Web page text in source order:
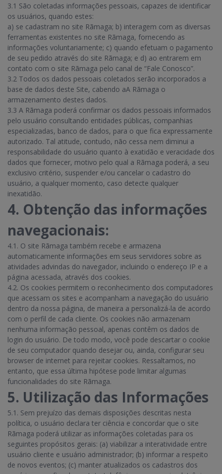
3.1 São coletadas informações pessoais, capazes de identificar
os usuários, quando estes:
a) se cadastram no site Rãmaga; b) interagem com as diversas
ferramentas existentes no site Rãmaga, fornecendo as
informações voluntariamente; c) quando efetuam o pagamento
de seu pedido através do site Rãmaga; e d) ao entrarem em
contato com o site Rãmaga pelo canal de “Fale Conosco”.
3.2 Todos os dados pessoais coletados serão incorporados a
base de dados deste Site, cabendo aA Rãmaga o
armazenamento destes dados.
3.3 A Rãmaga poderá confirmar os dados pessoais informados
pelo usuário consultando entidades públicas, companhias
especializadas, banco de dados, para o que fica expressamente
autorizado. Tal atitude, contudo, não cessa nem diminui a
responsabilidade do usuário quanto à exatidão e veracidade dos
dados que fornecer, motivo pelo qual a Rãmaga poderá, a seu
exclusivo critério, suspender e/ou cancelar o cadastro do
usuário, a qualquer momento, caso detecte qualquer
inexatidão.
4. Obtenção das informações
navegacionais:
4.1. O site Rãmaga também recebe e armazena
automaticamente informações em seus servidores sobre as
atividades advindas do navegador, incluindo o endereço IP e a
página acessada, através dos cookies.
4.2. Os cookies permitem o reconhecimento dos computadores
que acessam os sites e acompanham a navegação do usuário
dentro da nossa página, de maneira a personalizá-la de acordo
com o perfil de cada cliente. Os cookies não armazenam
nenhuma informação pessoal, apenas contêm os dados de
login do usuário. De todo modo, você pode descartar o cookie
de seu computador quando desejar ou, ainda, configurar seu
browser de internet para rejeitar cookies. Ressaltamos, no
entanto, que essa última hipótese pode limitar algumas
funcionalidades do site Rãmaga.
5. Utilização das Informações
5.1. Sem prejuízo das demais disposições descritas nesta
política, o usuário declara ter ciência e concordar que o site
Rãmaga poderá utilizar as informações coletadas para os
seguintes propósitos gerais: (a) viabilizar a interatividade entre
usuário cliente e usuário administrador; (b) informar a respeito
de novos eventos; (c) manter atualizados os cadastros dos